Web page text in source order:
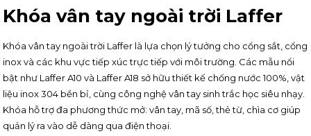
Khóa vân tay ngoài trời Laffer
Khóa vân tay ngoài trời Laffer là lựa chọn lý tưởng cho cổng sắt, cổng
inox và các khu vực tiếp xúc trực tiếp với môi trường. Các mẫu nổi
bật như Laffer A10 và Laffer A18 sở hữu thiết kế chống nước 100%, vật
liệu inox 304 bền bỉ, cùng công nghệ vân tay sinh trắc học siêu nhạy.
Khóa hỗ trợ đa phương thức mở: vân tay, mã số, thẻ từ, chìa cơ giúp
quản lý ra vào dễ dàng qua điện thoại.​